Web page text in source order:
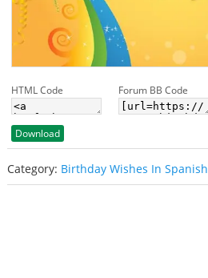
HTML Code Forum BB Code
Download
Category: Birthday Wishes In Spanish